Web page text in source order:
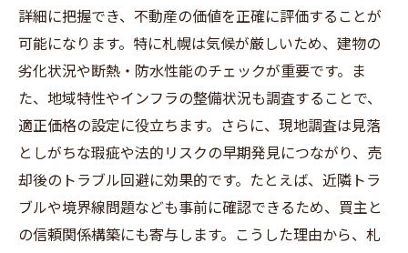
詳細に把握でき、不動産の価値を正確に評価することが
可能になります。特に札幌は気候が厳しいため、建物の
劣化状況や断熱・防水性能のチェックが重要です。ま
た、地域特性やインフラの整備状況も調査することで、
適正価格の設定に役立ちます。さらに、現地調査は見落
としがちな瑕疵や法的リスクの早期発見につながり、売
却後のトラブル回避に効果的です。たとえば、近隣トラ
ブルや境界線問題なども事前に確認できるため、買主と
の信頼関係構築にも寄与します。こうした理由から、札